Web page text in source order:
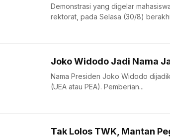
Demonstrasi yang digelar
rektorat, pada Selasa (30/8)
Joko Widodo Jadi Nama
Nama Presiden Joko Widodo
(UEA atau PEA). Pemberian...
Tak Lolos TWK, Mantan